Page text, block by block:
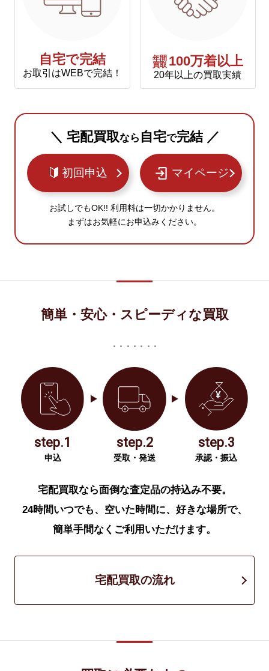
自宅で完結
お取引はWEBで完結！
年間
買取 100万着以上
20年以上の買取実績
＼ 宅配買取なら 自宅で完結 ／
初回申込 マイページ
お試しでもOK!! 利用料は一切かかりません。
まずはお気軽にお申込みください。
簡単・安心・スピーディな買取
step.1
申込
step.2
受取・発送
step.3
承認・振込
宅配買取なら面倒な査定品の持込み不要。
24時間いつでも、空いた時間に、好きな場所で、
簡単手間なくご利用いただけます。
宅配買取の流れ